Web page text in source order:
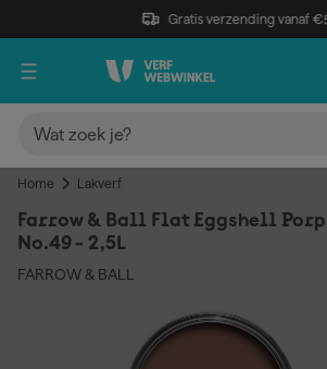
Gratis verzending vanaf
Home Lakverf
Farrow & Ball Flat Eggshell
No.49 - 2,5L
FARROW & BALL